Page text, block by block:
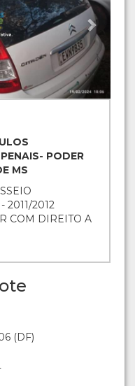
PODER
MS
2011/2012
COM DIREITO A
(DF)